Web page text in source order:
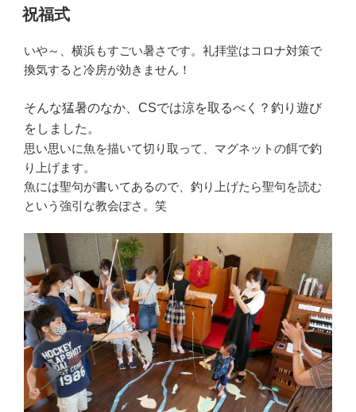
稿
日:
祝福式
いや～、横浜もすごい暑さです。礼拝堂はコロナ対策で
換気すると冷房が効きません！
そんな猛暑のなか、CSでは涼を取るべく？釣り遊び
をしました。
思い思いに魚を描いて切り取って、マグネットの餌で釣
り上げます。
魚には聖句が書いてあるので、釣り上げたら聖句を読む
という強引な教会ぽさ。笑